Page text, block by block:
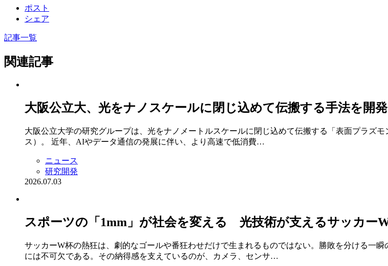
ポスト
シェア
記事一覧
関連記事
大阪公立大、光をナノスケールに閉じ込めて伝搬する手法を開発
大阪公立大学の研究グループは、光をナノメートルスケールに閉じ込めて伝搬する「表面プラズ
ス）。 近年、AIやデータ通信の発展に伴い、より高速で低消費…
ニュース
研究開発
2026.07.03
スポーツの「1mm」が社会を変える 光技術が支えるサッカー
サッカーW杯の熱狂は、劇的なゴールや番狂わせだけで生まれるものではない。勝敗を分ける一
には不可欠である。その納得感を支えているのが、カメラ、センサ…